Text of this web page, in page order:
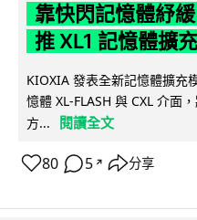
靠快閃記憶體紓
推 XL1 記憶體擴
KIOXIA 發表全新記憶體擴充
憶體 XL-FLASH 與 CXL 介面
方...
閱讀全文
80 5 ↗ 分享